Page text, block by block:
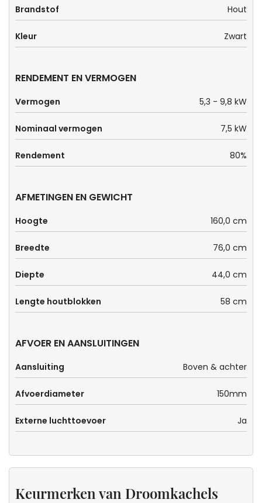
Brandstof Hout
Kleur Zwart
RENDEMENT EN VERMOGEN
Vermogen 5,3 - 9,8 kW
Nominaal vermogen 7,5 kW
Rendement 80%
AFMETINGEN EN GEWICHT
Hoogte 160,0 cm
Breedte 76,0 cm
Diepte 44,0 cm
Lengte houtblokken 58 cm
AFVOER EN AANSLUITINGEN
Aansluiting Boven & achter
Afvoerdiameter 150mm
Externe luchttoevoer Ja
Keurmerken van Droomkachels